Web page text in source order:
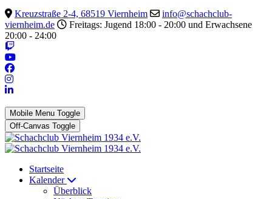
Kreuzstraße 2-4, 68519 Viernheim
info@schachclub-
viernheim.de
Freitags: Jugend 18:00 - 20:00 und Erwachsene
20:00 - 24:00
Mobile Menu Toggle
Off-Canvas Toggle
Startseite
Kalender
Überblick